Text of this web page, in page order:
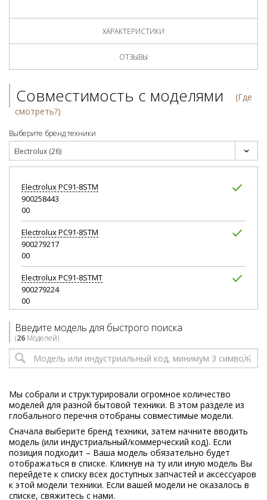
ХАРАКТЕРИСТИКИ
ОТЗЫВЫ
Совместимость с моделями
(Где
смотреть?)
Выберите бренд техники
Electrolux (26)
ElectroluxPC91-8STM
900258443
00
ElectroluxPC91-8STM
900279217
00
ElectroluxPC91-8STMT
900279224
00
900258445
ElectroluxPC91-ALRG
00
ElectroluxPC91-ALRG
00
ElectroluxPC91-ALRGT
900279226
00
Введите модель для быстрого поиска
(26 Моделей)
Мы собрали и структурировали огромное количество
моделей для разной бытовой техники. В этом разделе из
глобального перечня отобраны совместимые модели.
Сначала выберите бренд техники, затем начните вводить
модель (или индустриальный/коммерческий код). Если
позиция подходит – Ваша модель обязательно будет
отображаться в списке. Кликнув на ту или иную модель Вы
перейдете к списку всех доступных запчастей и аксессуаров
к этой модели техники. Если вашей модели не оказалось в
списке, свяжитесь с нами.